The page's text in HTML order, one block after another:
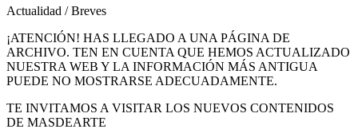
Actualidad / Breves
¡ATENCIÓN! HAS LLEGADO A UNA PÁGINA DE
ARCHIVO. TEN EN CUENTA QUE HEMOS ACTUALIZADO
NUESTRA WEB Y LA INFORMACIÓN MÁS ANTIGUA
PUEDE NO MOSTRARSE ADECUADAMENTE.
TE INVITAMOS A VISITAR LOS NUEVOS CONTENIDOS
DE MASDEARTE